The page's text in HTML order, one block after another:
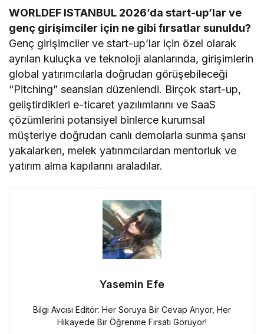
WORLDEF ISTANBUL 2026’da start-up’lar ve
genç girişimciler için ne gibi fırsatlar sunuldu?
Genç girişimciler ve start-up’lar için özel olarak
ayrılan kuluçka ve teknoloji alanlarında, girişimlerin
global yatırımcılarla doğrudan görüşebileceği
“Pitching” seansları düzenlendi. Birçok start-up,
geliştirdikleri e-ticaret yazılımlarını ve SaaS
çözümlerini potansiyel binlerce kurumsal
müşteriye doğrudan canlı demolarla sunma şansı
yakalarken, melek yatırımcılardan mentorluk ve
yatırım alma kapılarını araladılar.
Yasemin Efe
Bilgi Avcısı Editör: Her Soruya Bir Cevap Arıyor, Her
Hikayede Bir Öğrenme Fırsatı Görüyor!